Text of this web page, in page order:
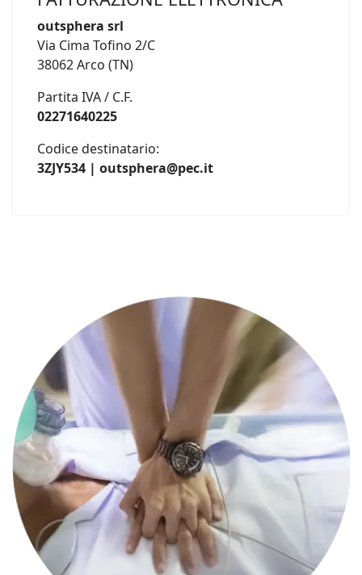
outsphera srl
Via Cima Tofino 2/C
38062 Arco (TN)
Partita IVA / C.F.
02271640225
Codice destinatario:
3ZJY534 | outsphera@pec.it